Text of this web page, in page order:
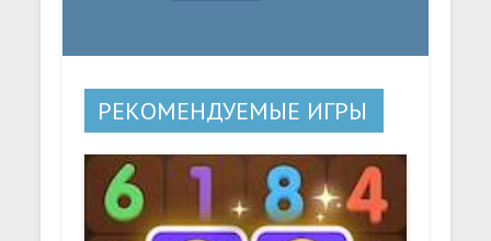
РЕКОМЕНДУЕМЫЕ ИГРЫ